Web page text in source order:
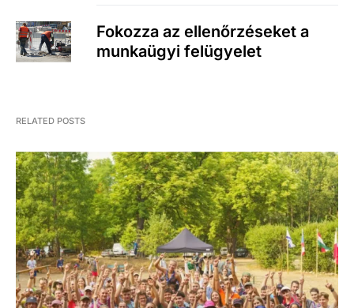
Fokozza az ellenőrzéseket a
munkaügyi felügyelet
RELATED POSTS